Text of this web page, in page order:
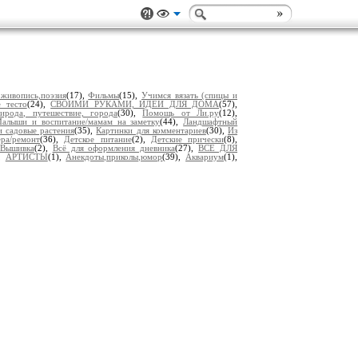
(17),Фильмы(15), Учимся вязать (спицы и
тесто(24),СВОИМИ РУКАМИ, ИДЕИ ДЛЯ ДОМА(57),
путешествие, города(30),Помощь от Ли.ру(12),
и воспитание/мамам на заметку(44), Ландшафтный
растения(35),Картинки для комментариев(30),Из
ремонт(36), Детское питание(2), Детские прически(8),
Вышивка(2), Всё для оформления дневника(27),ВСЁ ДЛЯ
АРТИСТЫ(1), Анекдоты,приколы,юмор(39), Аквариум(1),